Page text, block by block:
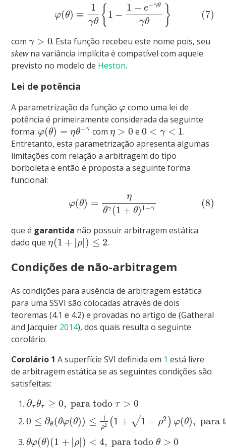
φ(θ) ≡
1
γθ { 1 −
1 − e−γθ
γθ } (7)
comγ > 0. Esta função recebeu este nome pois, seu
skewna variância implícita é compatível com aquele
previsto no modelo de Heston.
Lei de potência
A parametrização da função φ como uma lei de
potência é primeiramente considerada da seguinte
forma: φ(θ) = ηθ−γ com η > 0 e 0 < γ < 1.
Entretanto, esta parametrização apresenta algumas
limitações com relação a arbitragem do tipo
borboleta e então é proposta a seguinte forma
funcional:
φ(θ) =
η
θγ (1 + θ)1−γ
(8)
que é garantida não possuir arbitragem estática
dado queη(1 + | ρ|) ≤ 2.
Condições de não-arbitragem
As condições para ausência de arbitragem estática
para uma SSVI são colocadas através de dois
teoremas (4.1 e 4.2) e provadas no artigo de(Gatheral
and Jacquier 2014), dos quais resulta o seguinte
corolário.
Corolário 1A superfície SVI definida em 1 está livre
de arbitragem estática se as seguintes condições são
satisfeitas:
∂τ θτ ≥ 0, para todoτ > 0
0 ≤ ∂θ (θφ(θ)) ≤ 1
ρ2 (1 + 1 − ρ2
− −
−−−
√ ) φ(θ), para
θφ(θ)(1 + | ρ|) < 4, para todoθ > 0